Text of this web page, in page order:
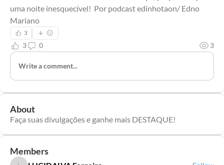
uma noite inesquecível!  Por podcast edinhotaon/ Edno
Mariano
3
3 0 3
Write a comment...
About
Faça suas divulgações e ganhe mais DESTAQUE!
Members